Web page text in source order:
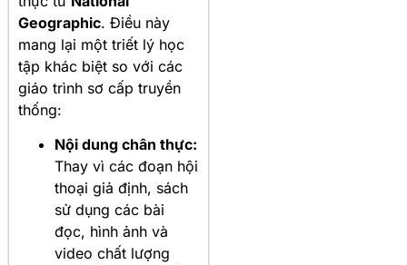
Geographic. Điều này
mang lại một triết lý học
tập khác biệt so với các
giáo trình sơ cấp truyền
thống:
Nội dung chân thực:
Thay vì các đoạn hội
thoại giả định, sách
sử dụng các bài
đọc, hình ảnh và
video chất lượng